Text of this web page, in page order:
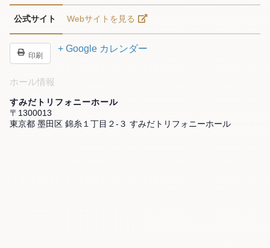
公式サイト Webサイトを見る
印刷
+ Google カレンダー
ホール情報
すみだトリフォニーホール
〒1300013
東京都 墨田区 錦糸１丁目２-３ すみだトリフォニーホール